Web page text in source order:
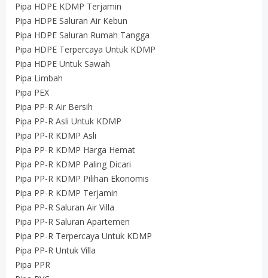
Pipa HDPE KDMP Terjamin
Pipa HDPE Saluran Air Kebun
Pipa HDPE Saluran Rumah Tangga
Pipa HDPE Terpercaya Untuk KDMP
Pipa HDPE Untuk Sawah
Pipa Limbah
Pipa PEX
Pipa PP-R Air Bersih
Pipa PP-R Asli Untuk KDMP
Pipa PP-R KDMP Asli
Pipa PP-R KDMP Harga Hemat
Pipa PP-R KDMP Paling Dicari
Pipa PP-R KDMP Pilihan Ekonomis
Pipa PP-R KDMP Terjamin
Pipa PP-R Saluran Air Villa
Pipa PP-R Saluran Apartemen
Pipa PP-R Terpercaya Untuk KDMP
Pipa PP-R Untuk Villa
Pipa PPR